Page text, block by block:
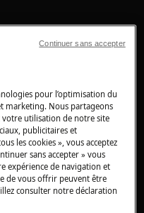
données
des masques
linge
les
que les cycles
pour
pour l’optimisation du
marketing. Nous partageons
utilisation de notre site
publicitaires et
les cookies », vous acceptez
sans accepter » vous
expérience de navigation et
de vous offrir peuvent être
consulter notre déclaration
Continuer sans accepter